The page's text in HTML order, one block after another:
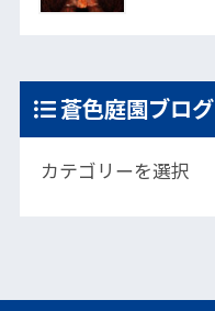
蒼色庭園ブログ